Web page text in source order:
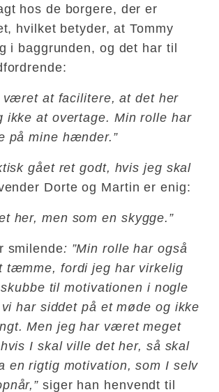
hos de borgere, der er
hvilket betyder, at Tommy
i baggrunden, og det har til
været at facilitere, at det her
ikke at overtage. Min rolle har
på mine hænder.”
gået ret godt, hvis jeg skal
Dorte og Martin er enig:
her, men som en skygge.”
smilende: ”Min rolle har også
fordi jeg har virkelig
til motivationen i nogle
har siddet på et møde og ikke
Men jeg har været meget
I skal ville det her, så skal
en rigtig motivation, som I selv
siger han henvendt til